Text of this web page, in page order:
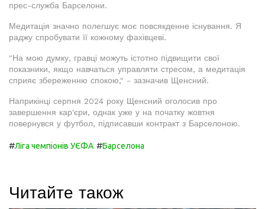
прес-служба Барселони.
Медитація значно полегшує моє повсякденне існування. Я
раджу спробувати її кожному фахівцеві.
"На мою думку, гравці можуть істотно підвищити свої
показники, якщо навчаться управляти стресом, а медитація
сприяє збереженню спокою," - зазначив Щенсний.
Наприкінці серпня 2024 року Щенсний оголосив про
завершення кар'єри, однак уже у на початку жовтня
повернувся у футбол, підписавши контракт з Барселоною.
#Ліга чемпіонів УЄФА #Барселона
Читайте також